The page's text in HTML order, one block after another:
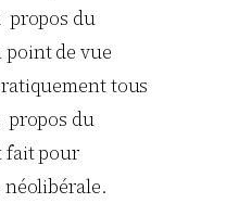
propos du
point de vue
tous
propos du
fait pour
néolibérale.